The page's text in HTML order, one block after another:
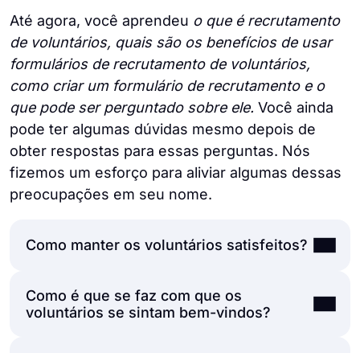
Até agora, você aprendeu o que é recrutamento
de voluntários, quais são os benefícios de usar
formulários de recrutamento de voluntários,
como criar um formulário de recrutamento e o
que pode ser perguntado sobre ele. Você ainda
pode ter algumas dúvidas mesmo depois de
obter respostas para essas perguntas. Nós
fizemos um esforço para aliviar algumas dessas
preocupações em seu nome.
Como manter os voluntários satisfeitos?
Manter os seus actuais voluntários é tão
crucial para a sua organização como atrair
Como é que se faz com que os
voluntários se sintam bem-vindos?